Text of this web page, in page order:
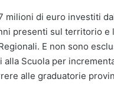
di euro investiti
presenti sul territorio e
E non sono
Scuola per
alle graduatorie